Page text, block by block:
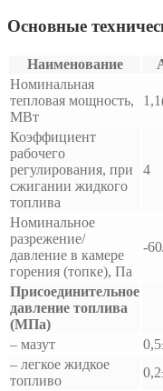
Основные
Наименование
Номинальная
тепловая мощность,
МВт
Коэффициент
рабочего
регулирования, при
сжигании жидкого
топлива
4
Номинальное
разрежение/
давление в камере
горения (топке), Па
-
Присоединительное
давление топлива
(МПа)
– мазут
– легкое жидкое
топливо